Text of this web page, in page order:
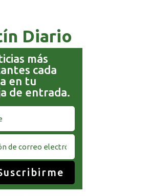
Diario
más
cada
en tu
de entrada.